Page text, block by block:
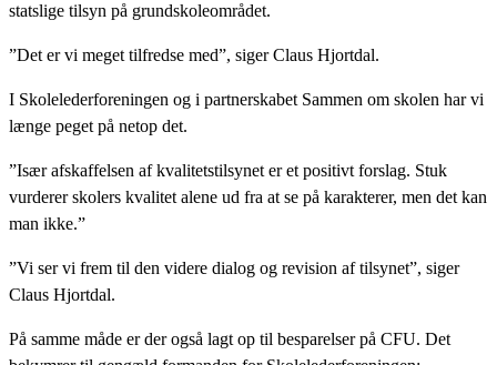
statslige tilsyn på grundskoleområdet.
”Det er vi meget tilfredse med”, siger Claus Hjortdal.
I Skolelederforeningen og i partnerskabet Sammen om skolen har vi
længe peget på netop det.
”Især afskaffelsen af kvalitetstilsynet er et positivt forslag. Stuk
vurderer skolers kvalitet alene ud fra at se på karakterer, men det kan
man ikke.”
”Vi ser vi frem til den videre dialog og revision af tilsynet”, siger
Claus Hjortdal.
På samme måde er der også lagt op til besparelser på CFU. Det